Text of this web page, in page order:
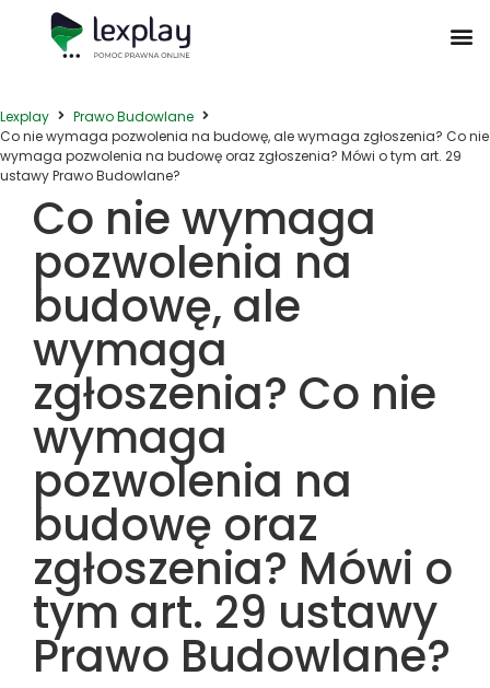
Lexplay
Prawo Budowlane
Co nie wymaga pozwolenia na budowę, ale wymaga zgłoszenia? Co nie
wymaga pozwolenia na budowę oraz zgłoszenia? Mówi o tym art. 29
ustawy Prawo Budowlane?
Co nie wymaga
pozwolenia na
budowę, ale
wymaga
zgłoszenia? Co nie
wymaga
pozwolenia na
budowę oraz
zgłoszenia? Mówi o
tym art. 29 ustawy
Prawo Budowlane?